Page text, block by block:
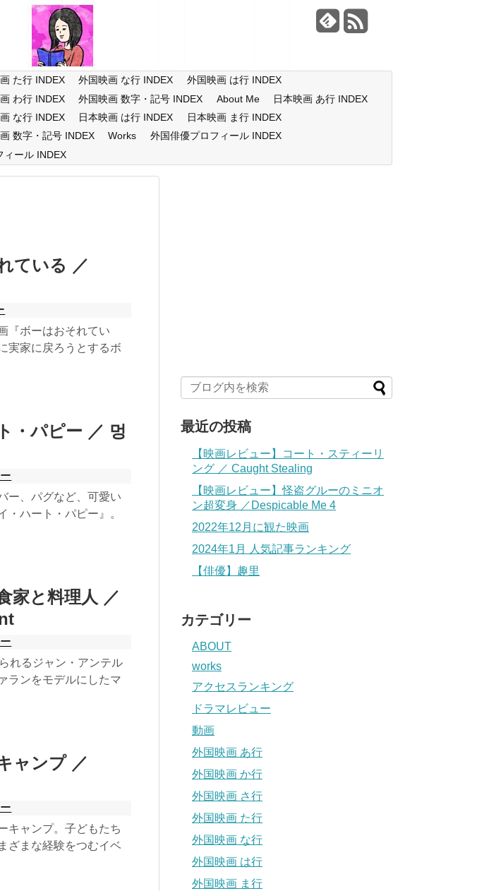
た行 INDEX 外国映画 な行 INDEX
外国映画 は行 INDEX
わ行 INDEX 外国映画 数字・記号 INDEX About Me
日本映画 あ行 INDEX
な行 INDEX 日本映画 は行 INDEX
日本映画 ま行 INDEX
数字・記号 INDEX Works
外国俳優プロフィール INDEX
ィール INDEX
ている ／
『ボーはおそれてい
実家に戻ろうとするボ
・パピー ／ 멍
ー、パグなど、可愛い
・ハート・パピー』。
家と料理人 ／
れるジャン・アンテル
ランをモデルにしたマ
ャンプ ／
キャンプ。子どもたち
ざまな経験をつむイベ
最近の投稿
【映画レビュー】コート・スティーリ
ング ／ Caught Stealing
【映画レビュー】怪盗グルーのミニオ
ン超変身 ／Despicable Me 4
2022年12月に観た映画
2024年1月 人気記事ランキング
【俳優】趣里
カテゴリー
ABOUT
works
アクセスランキング
ドラマレビュー
動画
外国映画 あ行
外国映画 か行
外国映画 さ行
外国映画 た行
外国映画 な行
外国映画 は行
外国映画 ま行